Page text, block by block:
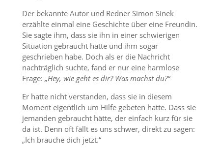
Der bekannte Autor und Redner Simon Sinek
erzählte einmal eine Geschichte über eine Freundin.
Sie sagte ihm, dass sie ihn in einer schwierigen
Situation gebraucht hätte und ihm sogar
geschrieben habe. Doch als er die Nachricht
nachträglich suchte, fand er nur eine harmlose
Frage: „Hey, wie geht es dir? Was machst du?“
Er hatte nicht verstanden, dass sie in diesem
Moment eigentlich um Hilfe gebeten hatte. Dass sie
jemanden gebraucht hätte, der einfach kurz für sie
da ist. Denn oft fällt es uns schwer, direkt zu sagen:
„Ich brauche dich jetzt.“